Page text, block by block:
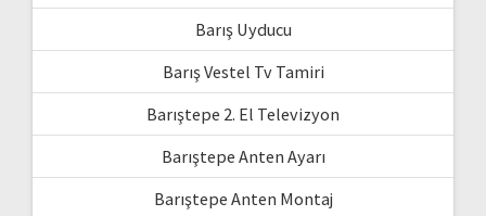
Barış Uyducu
Barış Vestel Tv Tamiri
Barıştepe 2. El Televizyon
Barıştepe Anten Ayarı
Barıştepe Anten Montaj